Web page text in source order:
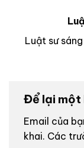
Luật sư
Để lại một
Email của
khai. Các